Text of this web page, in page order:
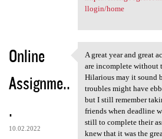
llogin/home
Online
Assignme..
.
10.02.2022
A great year and
A great year and great
are incomplete without
Hilarious may it sound
troubles might have
but I still remember
friends when deadline
still to complete their
knew that it was the